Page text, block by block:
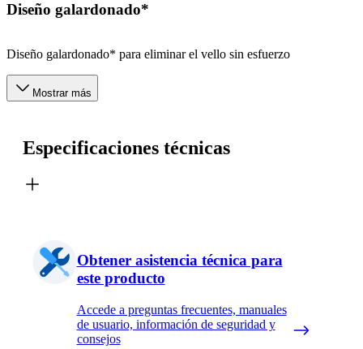
Diseño galardonado*
Diseño galardonado* para eliminar el vello sin esfuerzo
Mostrar más
Especificaciones técnicas
Obtener asistencia técnica para
este producto
Accede a preguntas frecuentes, manuales
de usuario, información de seguridad y
consejos